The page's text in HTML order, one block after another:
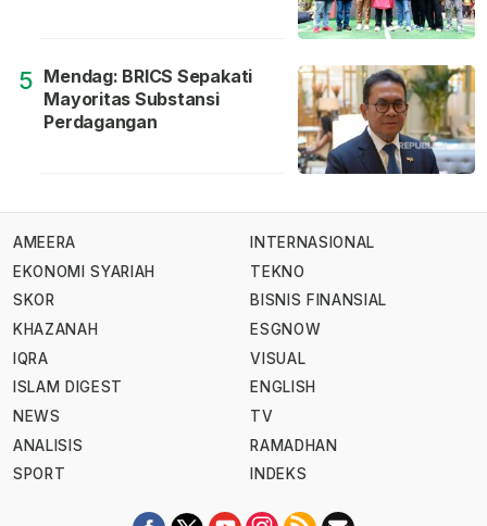
5 Mendag: BRICS Sepakati
Mayoritas Substansi
Perdagangan
AMEERA
EKONOMI SYARIAH
SKOR
KHAZANAH
IQRA
ISLAM DIGEST
NEWS
ANALISIS
SPORT
INTERNASIONAL
TEKNO
BISNIS FINANSIAL
ESGNOW
VISUAL
ENGLISH
TV
RAMADHAN
INDEKS